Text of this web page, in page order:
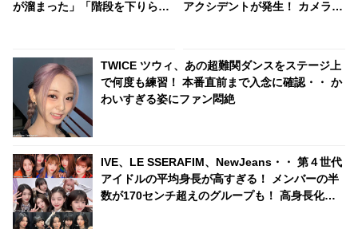
が溜まった」「階段を下りられ
ていたことを告白
アクシデントが発生！ カメラか
行動に拍手喝采[動画あり]
TWICE ツウィ、あの超難関ダンスをステージ上
で何度も練習！ 本番直前まで入念に確認・・ か
わいすぎる姿にファン悶絶
IVE、LE SSERAFIM、NewJeans・・ 第４世代
アイドルの平均身長が高すぎる！ メンバーの半
数が170センチ超えのグループも！ 高身長化を